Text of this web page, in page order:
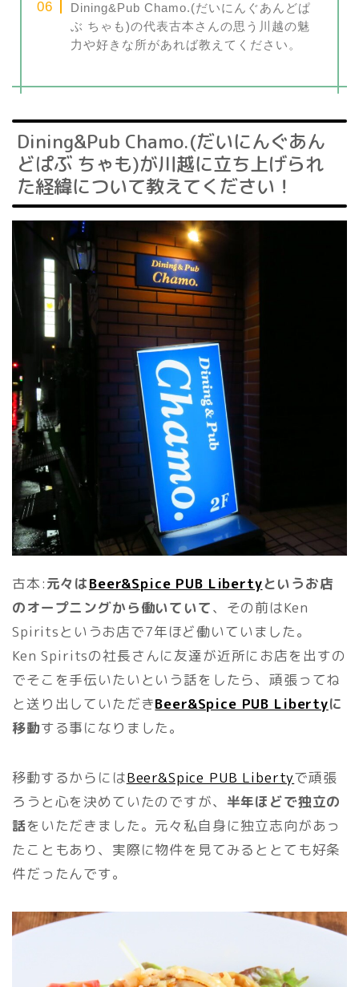
Dining&Pub Chamo.(だいにんぐあんどぱ
ぶ ちゃも)の代表古本さんの思う川越の魅
力や好きな所があれば教えてください。
Dining&Pub Chamo.(だいにんぐあん
どぱぶ ちゃも)が川越に立ち上げられ
た経緯について教えてください！
古本:元々はBeer&Spice PUB Libertyというお店
のオープニングから働いていて、その前はKen
Spiritsというお店で7年ほど働いていました。
Ken Spiritsの社長さんに友達が近所にお店を出すの
でそこを手伝いたいという話をしたら、頑張ってね
と送り出していただきBeer&Spice PUB Libertyに
移動する事になりました。
移動するからにはBeer&Spice PUB Libertyで頑張
ろうと心を決めていたのですが、 半年ほどで独立の
話をいただきました。元々私自身に独立志向があっ
たこともあり、実際に物件を見てみるととても好条
件だったんです。